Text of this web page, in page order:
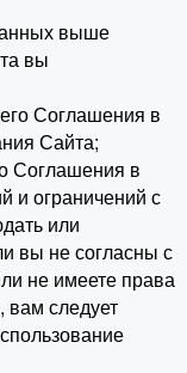
выше
вы
Соглашения в
Сайта;
Соглашения в
и ограничений с
или
вы не согласны с
не имеете права
вам следует